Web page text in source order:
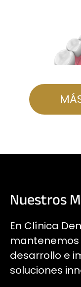
Nuestros
En Clínica
desarrollo e
soluciones